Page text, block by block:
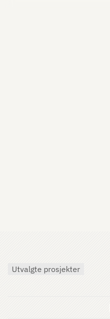
Utvalgte prosjekter